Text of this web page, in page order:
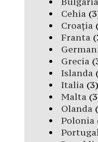
Cehia
Croația
Franta
Grecia
Islanda
Italia (3)
Malta
Olanda
Polonia